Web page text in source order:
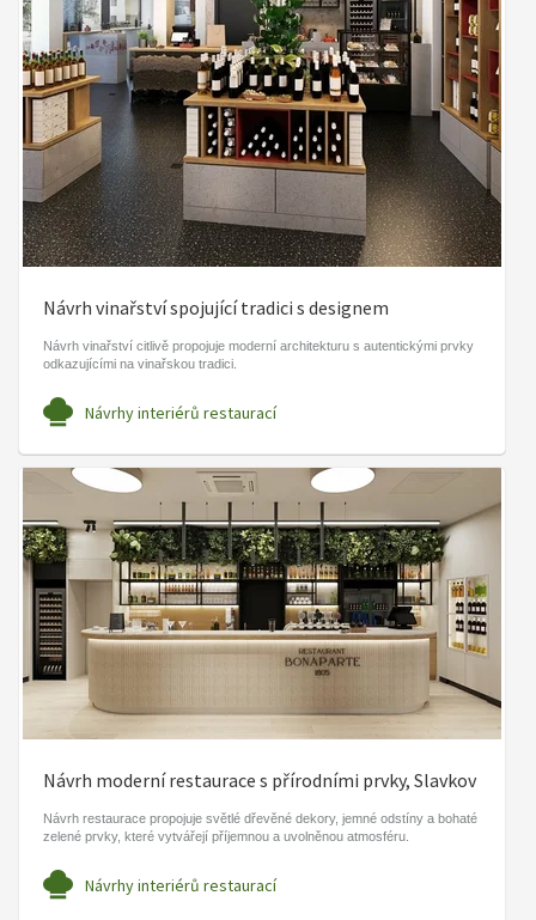
Návrh vinařství spojující tradici s designem
Návrh vinařství citlivě propojuje moderní architekturu s autentickými prvky
odkazujícími na vinařskou tradici.
Návrhy interiérů restaurací
Návrh moderní restaurace s přírodními prvky, Slavkov
Návrh restaurace propojuje světlé dřevěné dekory, jemné odstíny a bohaté
zelené prvky, které vytvářejí příjemnou a uvolněnou atmosféru.
Návrhy interiérů restaurací